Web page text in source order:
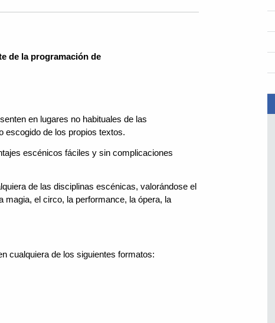
de la programación de
en lugares no habituales de las
escogido de los propios textos.
escénicos fáciles y sin complicaciones
de las disciplinas escénicas, valorándose el
magia, el circo, la performance, la ópera, la
cualquiera de los siguientes formatos: